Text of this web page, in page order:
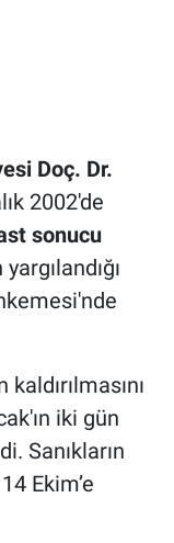
Doç. Dr.
2002'de
sonucu
iki gün
Sanıkların
Ekim’e